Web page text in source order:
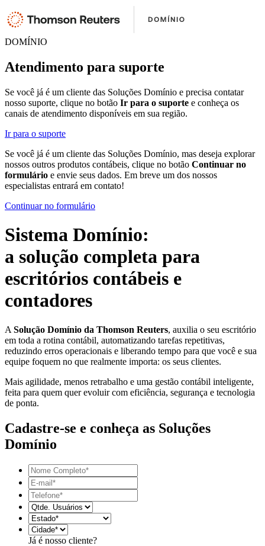
DOMÍNIO
Atendimento para suporte
Se você já é um cliente das Soluções Domínio e precisa contatar
nosso suporte, clique no botão Ir para o suporte e conheça os
canais de atendimento disponíveis em sua região.
Ir para o suporte
Se você já é um cliente das Soluções Domínio, mas deseja explorar
nossos outros produtos contábeis, clique no botão Continuar no
formulário e envie seus dados. Em breve um dos nossos
especialistas entrará em contato!
Continuar no formulário
Sistema Domínio:
a solução completa para
escritórios contábeis e
contadores
A Solução Domínio da Thomson Reuters, auxilia o seu escritório
em toda a rotina contábil, automatizando tarefas repetitivas,
reduzindo erros operacionais e liberando tempo para que você e sua
equipe foquem no que realmente importa: os seus clientes.
Mais agilidade, menos retrabalho e uma gestão contábil inteligente,
feita para quem quer evoluir com eficiência, segurança e tecnologia
de ponta.
Cadastre-se e conheça as Soluções
Domínio
Já é nosso cliente?